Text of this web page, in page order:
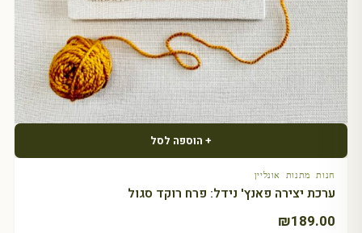
+ הוספה לסל
חנות מתנות אונליין
ערכת יצירה פאנץ' נידל: פרח רוקד סגול
₪189.00